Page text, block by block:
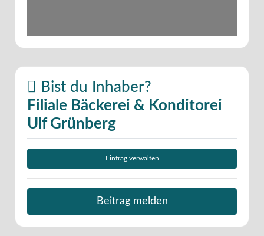
Bist du Inhaber?
Filiale Bäckerei & Konditorei
Ulf Grünberg
Eintrag verwalten
Beitrag melden